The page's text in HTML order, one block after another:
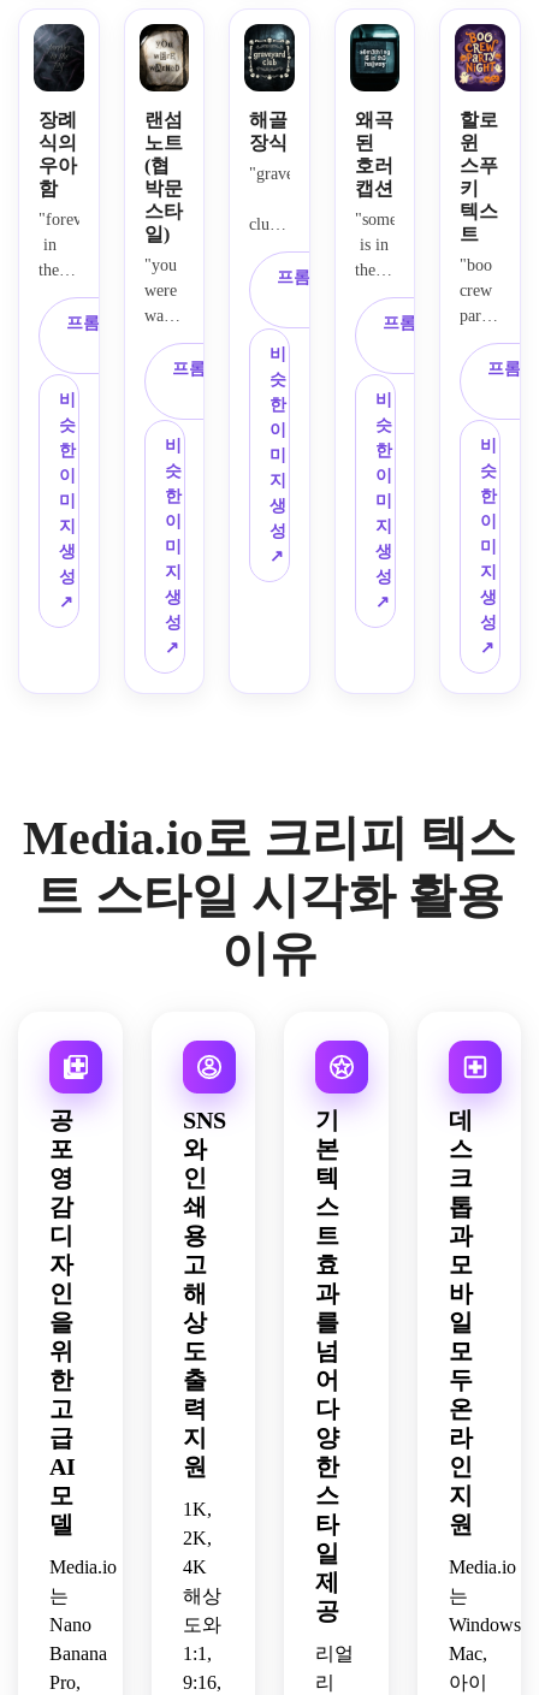
트로
생성
하세
요.
각 문
자
위,
중간,
아래
에 겹
겹의
유니
코드
왜곡
을 추
가하
세요.
검은
배경,
차가
운 흰
색 텍
스트,
희미
한 빨
포인
불길
한 분
위기,
선명
용하
세요.
하세
요.
촘촘
히 쌓
인 글
리치,
공격
적인
변형,
거의
알아
볼 수
없는
원래
문자
형태
로 표
현하
세요.
공포
영화
타이
틀 카
드처
럼 숯
검정
배경
에 흐
한 보
라빛
자,
니코
드 표
시,
깨끗
한 가
독성,
현대
미니
이아
적용
하세
부드
러운
회색
텍스
약간
의 청
록-마
운 흑
왜곡,
절제
된 분
위기,
된 고
해상
날카
로운
장식,
어두
운 미
학을
강조
하세
요.
깊은
버건
디와
검정
배경
중앙
에 배
치하
촛불
하이
라이
오래
된 양
피지
한 그
품격
을 담
아주
세요.
공간
과 함
께 오
싹한
유니
코드
스타
일로
만드
세요.
무광
검은
배경
에 은
색 텍
스트,
희미
한 연
기,
차가
운 파
란빛,
신비
로운
광채,
의식
적인
분위
사용
하세
요.
어두
운 미
니다.
장례
식의
우아
함
"forever
in
the
fog"라
는 문
구를
고급
스러
운 무
서운
텍스
트로,
세련
된 고
딕 서
체와
가벼
스타
일링
하세
요.
위에
부드
안개,
벨벳
질감,
낮은
조명,
우울
한 분
위기,
고급
편집
마감
효과
를 더
하세
요.
프롬프트 복
비
슷
한
이
미
지
생
성
↗
랜섬
노트
(협
박문
스타
일)
"you
were
warned"라
는 문
구를
무서
운 랜
섬노
트 텍
스트
효과
로 생
성하
세요.
불규
칙한
유니
코드
한 크
기,
낸듯
한 간
프롬프트 복
비
슷
한
이
미
지
생
성
↗
해골
장식
"graveyard
club"
캡션
을 해
골 유
니코
드 기
호와
장식
구분
선이
둘러
싼 읽
기 쉬
운 오
싹한
은은
한 회
색 하
이라
이트,
검은
돌 질
프롬프트 복
비
슷
한
이
미
지
생
성
↗
왜곡
된
호러
캡션
"something
is in
the
hallway"
문구
를 읽
기 쉽
지만
오싹
한 호
러 캡
션 스
타일
로,
불균
형한
간격,
만드
세요.
거의
검은
잡음,
차가
프롬프트 복
비
슷
한
이
미
지
생
성
↗
할로
윈
스푸
키
텍스
트
"boo
crew
party
night"라
는 문
구를
유쾌
한 할
로윈
스푸
키 텍
스트
로 디
자인
하세
기묘
하고
딤 글
리치,
친근
한 유
령 느
보라
색 배
경에
오렌
지와
옅은
크림
색 텍
스트,
부드
러운
안개,
작은
불꽃
하이
라이
트,
시즌
특유
의 매
재미
있는
호러
에너
지,
프롬
비
슷
한
이
미
지
생
성
↗
Media.io로 크리피 텍스
트 스타일 시각화 활용
이유
공
포
영
감
디
자
인
을
위
한
고
급
AI
모
델
Media.io
는
Nano
Banana
Pro,
SNS
와
인
쇄
용
고
해
상
도
출
력
지
원
1K,
2K,
4K
해상
도와
1:1,
9:16,
기
본
텍
스
트
효
과
를
넘
어
다
양
한
스
타
일
제
공
리얼
리
데
스
크
톱
과
모
바
일
모
두
온
라
인
지
원
Media.io
는
Windows,
Mac,
아이